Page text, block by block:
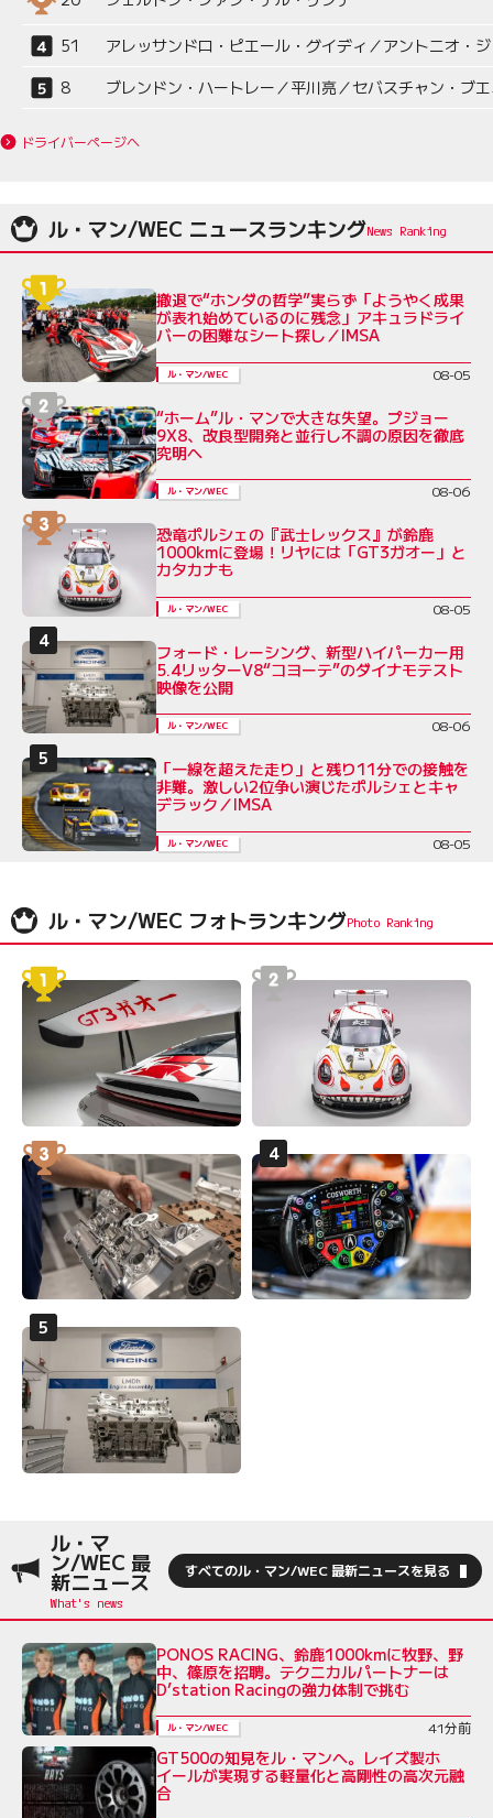
51
アレッサンドロ・ピエール・グイディ／アントニオ・
8
ブレンドン・ハートレー／平川亮／セバスチャン・ブ
ドライバーページへ
ル・マン/WEC ニュースランキング
撤退で“ホンダの哲学”実らず「ようやく成果
が表れ始めているのに残念」アキュラドライ
バーの困難なシート探し／IMSA
ル・マン/WEC 08-05
“ホーム”ル・マンで大きな失望。プジョー
9X8、改良型開発と並行し不調の原因を徹底
究明へ
ル・マン/WEC 08-06
恐竜ポルシェの『武士レックス』が鈴鹿
1000kmに登場！リヤには「GT3ガオー」と
カタカナも
ル・マン/WEC 08-05
フォード・レーシング、新型ハイパーカー用
5.4リッターV8“コヨーテ”のダイナモテスト
映像を公開
ル・マン/WEC 08-06
「一線を超えた走り」と残り11分での接触を
非難。激しい2位争い演じたポルシェとキャ
デラック／IMSA
ル・マン/WEC 08-05
ル・マン/WEC フォトランキング
ル・マ
ン/WEC 最
新ニュース すべてのル・マン/WEC 最新ニュースを見る
PONOS RACING、鈴鹿1000kmに牧野、野
中、篠原を招聘。テクニカルパートナーは
D’station Racingの強力体制で挑む
ル・マン/WEC 41分前
GT500の知見をル・マンへ。レイズ製ホ
イールが実現する軽量化と高剛性の高次元融
合